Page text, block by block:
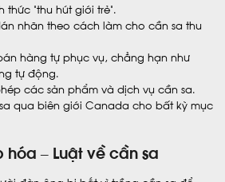
thức “thu hút giới trẻ”.
nhãn theo cách làm cho cần sa thu
hàng tự phục vụ, chẳng hạn như
tự động.
các sản phẩm và dịch vụ cần sa.
qua biên giới Canada cho bất kỳ mục
hóa – Luật về cần sa